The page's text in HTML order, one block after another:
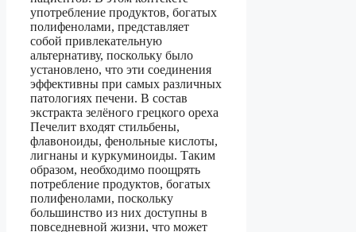
употребление продуктов, богатых
полифенолами, представляет
собой привлекательную
альтернативу, поскольку было
установлено, что эти соединения
эффективны при самых различных
патологиях печени. В состав
экстракта зелёного грецкого ореха
Печелит входят стильбены,
флавоноиды, фенольные кислоты,
лигнаны и куркуминоиды. Таким
образом, необходимо поощрять
потребление продуктов, богатых
полифенолами, поскольку
большинство из них доступны в
повседневной жизни, что может